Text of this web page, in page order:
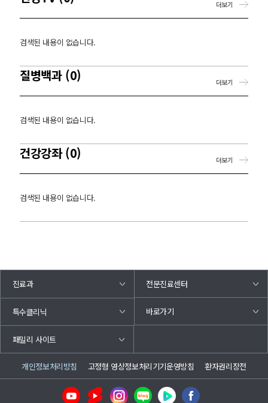
검색된 내용이 없습니다.
더보기
질병백과 (0)
검색된 내용이 없습니다.
더보기
건강강좌 (0)
검색된 내용이 없습니다.
더보기
진료과 전문진료센터
특수클리닉 바로가기
패밀리 사이트
개인정보처리방침 고정형 영상정보처리기기운영방침 환자권리장전